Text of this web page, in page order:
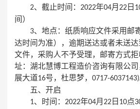
2、截止时间： 2022年04月 22 日
间）
3、地点：纸质响应文件采用邮
达时间为准），逾期送达或者未送
文件，采购人不予受理，邮寄方式
址：湖北慧博工程造价咨询有限公
展大道16号，杜思梦， 0717-6037143)
五、开启
1、时间： 2022年04月 22 日 10点